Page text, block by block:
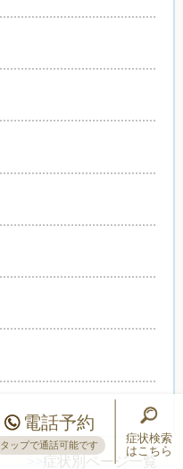
症状別ページ一覧
電話予約
タップで通話可能です
症状検索
はこちら